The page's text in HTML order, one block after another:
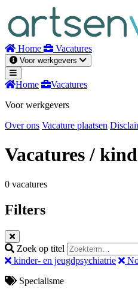
inhoud
Home Vacatures
Voor werkgevers
Home
Vacatures
Voor werkgevers
Over ons Vacature plaatsen
Vacatures/
0 vacatures
Filters
Zoek op titel
kinder- en jeugdpsychiatrie
Specialisme